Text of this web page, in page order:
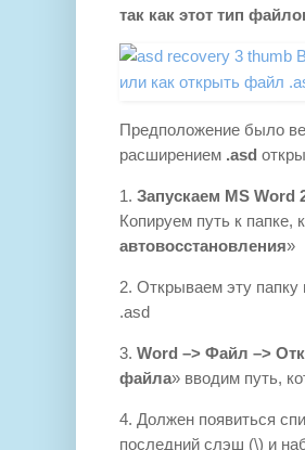
так как этот тип
Предположение было
расширением .asd
1. Запускаем MS Word
Копируем путь к папке,
автовосстановления»
2. Открываем эту
.asd
3. Word –> Файл –>
файла» вводим путь,
4. Должен появиться
последний слэш (\) и